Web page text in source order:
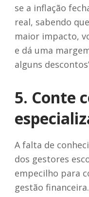
se a inflação
real, sabendo
maior impacto,
e dá uma
alguns
5. Conte
A falta de
dos gestores
empecilho para
gestão